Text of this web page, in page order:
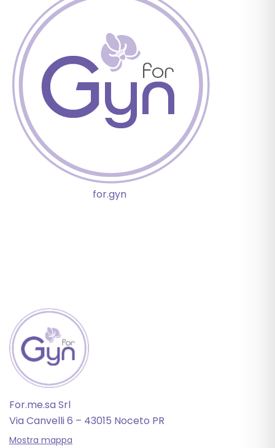
for.gyn
For.me.sa Srl
Via Canvelli 6 – 43015 Noceto PR
Mostra mappa